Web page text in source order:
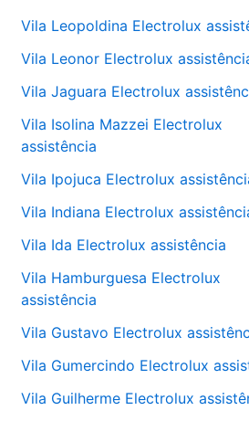
Vila Leopoldina Electrolux
Vila Leonor Electrolux
Vila Jaguara Electrolux
Vila Isolina Mazzei Electrolux
assistência
Vila Ipojuca Electrolux
Vila Indiana Electrolux
Vila Ida Electrolux assistência
Vila Hamburguesa Electrolux
assistência
Vila Gustavo Electrolux
Vila Gumercindo Electrolux
Vila Guilherme Electrolux